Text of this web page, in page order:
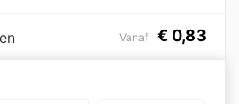
Vanaf € 0,83